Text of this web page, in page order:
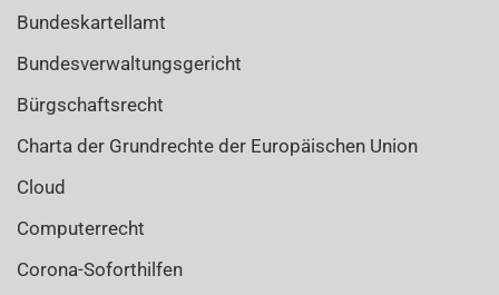
Bundeskartellamt
Bundesverwaltungsgericht
Bürgschaftsrecht
Charta der Grundrechte der Europäischen Union
Cloud
Computerrecht
Corona-Soforthilfen